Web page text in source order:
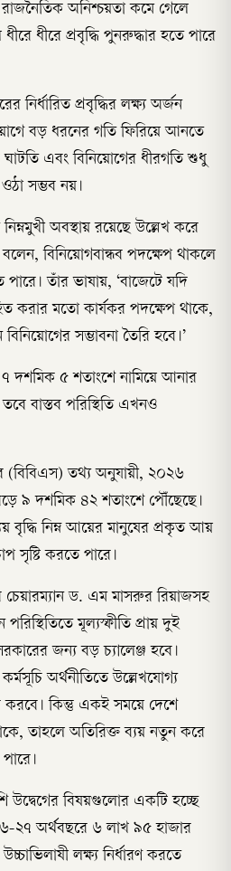
অনিশ্চয়তা কমে গেলে
ধীরে প্রবৃদ্ধি পুনরুদ্ধার হতে পারে
নির্ধারিত প্রবৃদ্ধির লক্ষ্য অর্জন
বড় ধরনের গতি ফিরিয়ে আনতে
ঘাটতি এবং বিনিয়োগের ধীরগতি শুধু
সম্ভব নয়।
অবস্থায় রয়েছে উল্লেখ করে
বলেন, বিনিয়োগবান্ধব পদক্ষেপ থাকলে
তাঁর ভাষায়, ‘বাজেটে যদি
করার মতো কার্যকর পদক্ষেপ থাকে,
সম্ভাবনা তৈরি হবে।’
দশমিক ৫ শতাংশে নামিয়ে আনার
বাস্তব পরিস্থিতি এখনও
(বিবিএস) তথ্য অনুযায়ী, ২০২৬
৯ দশমিক ৪২ শতাংশে পৌঁছেছে।
বৃদ্ধি নিম্ন আয়ের মানুষের প্রকৃত আয়
সৃষ্টি করতে পারে।
চেয়ারম্যান ড. এম মাসরুর রিয়াজসহ
মূল্যস্ফীতি প্রায় দুই
জন্য বড় চ্যালেঞ্জ হবে।
অর্থনীতিতে উল্লেখযোগ্য
করবে। কিন্তু একই সময়ে দেশে
তাহলে অতিরিক্ত ব্যয় নতুন করে
উদ্বেগের বিষয়গুলোর একটি হচ্ছে
২৭ অর্থবছরে ৬ লাখ ৯৫ হাজার
লক্ষ্য নির্ধারণ করতে